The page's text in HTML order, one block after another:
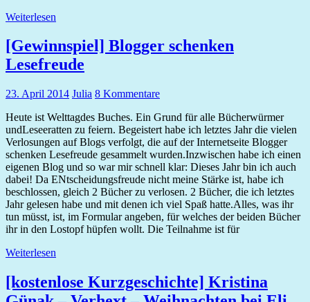
Weiterlesen
[Gewinnspiel] Blogger schenken
Lesefreude
23. April 2014 Julia 8 Kommentare
Heute ist Welttagdes Buches. Ein Grund für alle Bücherwürmer
undLeseeratten zu feiern. Begeistert habe ich letztes Jahr die vielen
Verlosungen auf Blogs verfolgt, die auf der Internetseite Blogger
schenken Lesefreude gesammelt wurden.Inzwischen habe ich einen
eigenen Blog und so war mir schnell klar: Dieses Jahr bin ich auch
dabei! Da ENtscheidungsfreude nicht meine Stärke ist, habe ich
beschlossen, gleich 2 Bücher zu verlosen. 2 Bücher, die ich letztes
Jahr gelesen habe und mit denen ich viel Spaß hatte.Alles, was ihr
tun müsst, ist, im Formular angeben, für welches der beiden Bücher
ihr in den Lostopf hüpfen wollt. Die Teilnahme ist für
Weiterlesen
[kostenlose Kurzgeschichte] Kristina